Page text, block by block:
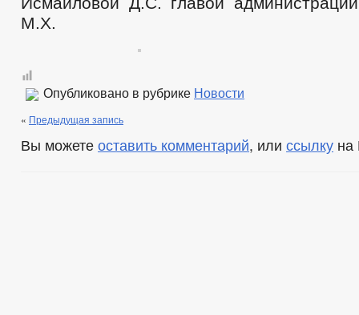
М.Х.
Опубликовано в рубрике Новости
« Предыдущая запись
Вы можете оставить комментарий, или ссылку на